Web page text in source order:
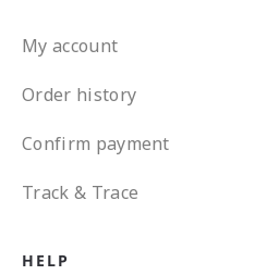
My account
Order history
Confirm payment
Track & Trace
HELP